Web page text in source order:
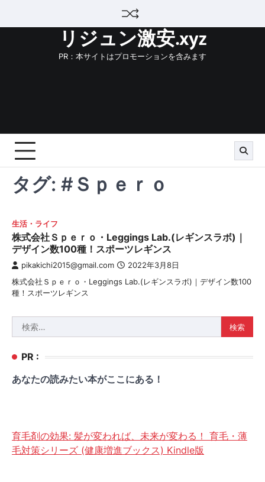
リジュン激安.xyz
PR：本サイトはプロモーションを含みます
タグ: #Ｓｐｅｒｏ
生活・ライフ
株式会社Ｓｐｅｒｏ・Leggings Lab.(レギンスラボ)｜
デザイン数100種！スポーツレギンス
pikakichi2015@gmail.com 2022年3月8日
株式会社Ｓｐｅｒｏ・Leggings Lab.(レギンスラボ)｜デザイン数100
種！スポーツレギンス
索:
PR :
あなたの読みたい本がここにある！
育毛剤の効果: 髪が変われば、未来が変わる！ 育毛・薄
毛対策シリーズ (健康増進ブックス) Kindle版